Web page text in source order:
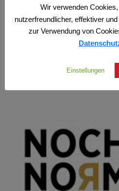
Wir verwenden
nutzerfreundlicher, effektiver
zur Verwendung von
Einstellungen